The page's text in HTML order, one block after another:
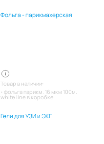
Фольга - парикмахерская
Товар в наличии:
фольга парикм. 16 мкм 100м.
white line в коробке
Гели для УЗИ и ЭКГ